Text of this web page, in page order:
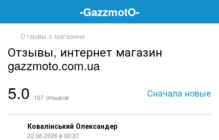
-GazzmotO-
Отзывы о магазине
Отзывы, интернет магазин
gazzmoto.com.ua
5.0 107 отзывов Сначала новые
Ковалінський Олександер
22.06.2026 в 00:37